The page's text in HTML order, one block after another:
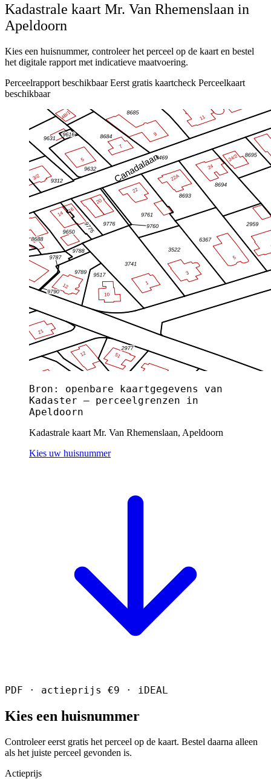
Kadastrale kaart Mr. Van Rhemenslaan in
Apeldoorn
Kies een huisnummer, controleer het perceel op de kaart en bestel
het digitale rapport met indicatieve maatvoering.
Perceelrapport beschikbaar Eerst gratis kaartcheck Perceelkaart
beschikbaar
Bron: openbare kaartgegevens van
Kadaster — perceelgrenzen in
Apeldoorn
Kadastrale kaart Mr. Van Rhemenslaan, Apeldoorn
Kies uw huisnummer
PDF · actieprijs €9 · iDEAL
Kies een huisnummer
Controleer eerst gratis het perceel op de kaart. Bestel daarna alleen
als het juiste perceel gevonden is.
Actieprijs